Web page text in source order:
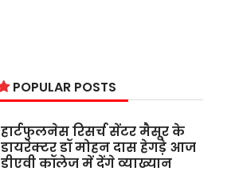
POPULAR POSTS
हार्टफुलनेस रिसर्च सेंटर मैसूर के
डायरेक्टर डॉ मोहन दास हेगड़े आज
डीएवी कॉलेज में देंगे व्याख्यान